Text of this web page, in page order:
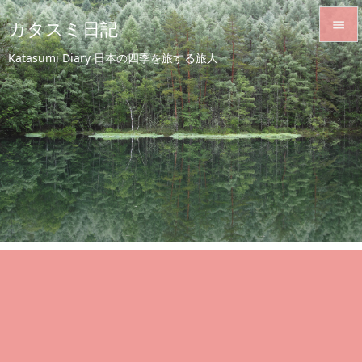
カタスミ日記
Katasumi Diary 日本の四季を旅する旅人


メニュ

サイド

前へ

次へ

検索